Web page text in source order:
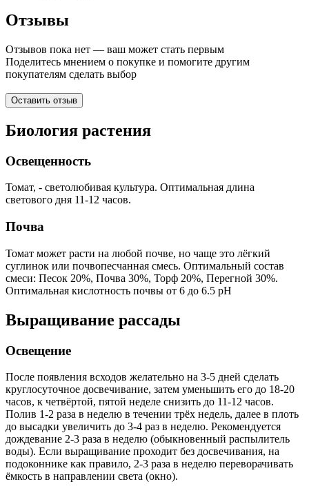
Отзывы
Отзывов пока нет — ваш может стать первым
Поделитесь мнением о покупке и помогите другим
покупателям сделать выбор
Оставить отзыв
Биология растения
Освещенность
Томат, - светолюбивая культура. Оптимальная длина
светового дня 11-12 часов.
Почва
Томат может расти на любой почве, но чаще это лёгкий
суглинок или почвопесчанная смесь. Оптимальный состав
смеси: Песок 20%, Почва 30%, Торф 20%, Перегной 30%.
Оптимальная кислотность почвы от 6 до 6.5 pH
Выращивание рассады
Освещение
После появления всходов желательно на 3-5 дней сделать
круглосуточное досвечивание, затем уменьшить его до 18-20
часов, к четвёртой, пятой неделе снизить до 11-12 часов.
Полив 1-2 раза в неделю в течении трёх недель, далее в плоть
до высадки увеличить до 3-4 раз в неделю. Рекомендуется
дождевание 2-3 раза в неделю (обыкновенный распылитель
воды). Если выращивание проходит без досвечивания, на
подоконнике как правило, 2-3 раза в неделю переворачивать
ёмкость в направлении света (окно).